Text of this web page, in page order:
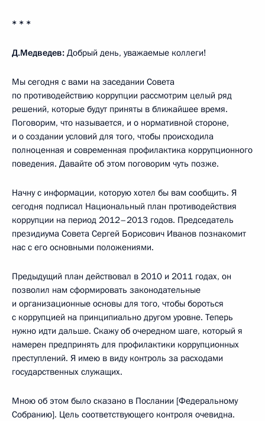
* * *
Д.Медведев: Добрый день, уважаемые коллеги!
Мы сегодня с вами на заседании Совета
по противодействию коррупции рассмотрим целый ряд
решений, которые будут приняты в ближайшее время.
Поговорим, что называется, и о нормативной стороне,
и о создании условий для того, чтобы происходила
полноценная и современная профилактика коррупционного
поведения. Давайте об этом поговорим чуть позже.
Начну с информации, которую хотел бы вам сообщить. Я
сегодня подписал Национальный план противодействия
коррупции на период 2012–2013 годов. Председатель
президиума Совета Сергей Борисович Иванов познакомит
нас с его основными положениями.
Предыдущий план действовал в 2010 и 2011 годах, он
позволил нам сформировать законодательные
и организационные основы для того, чтобы бороться
с коррупцией на принципиально другом уровне. Теперь
нужно идти дальше. Скажу об очередном шаге, который я
намерен предпринять для профилактики коррупционных
преступлений. Я имею в виду контроль за расходами
государственных служащих.
Мною об этом было сказано в Послании [Федеральному
Собранию]. Цель соответствующего контроля очевидна.